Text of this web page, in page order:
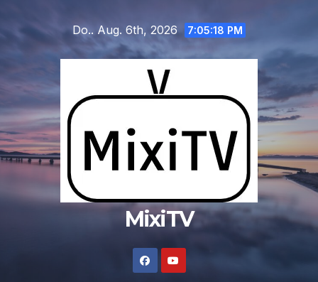
Inhalt
Do.. Aug. 6th, 2026 7:05:19 PM
MixiTV